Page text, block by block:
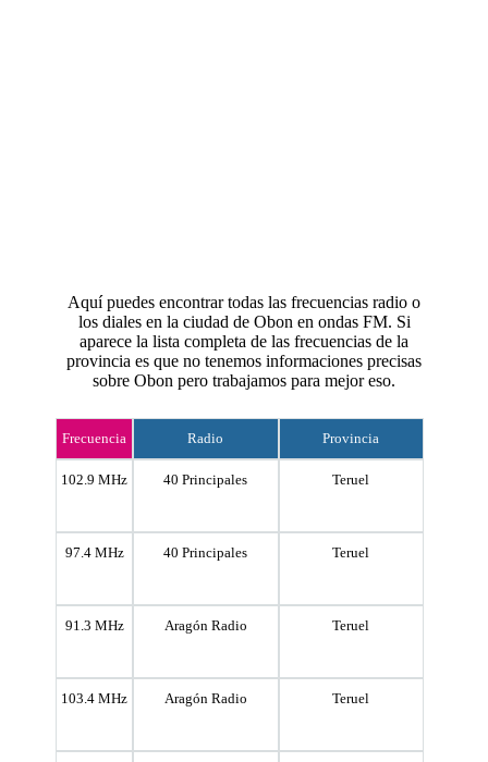
Aquí puedes encontrar todas las frecuencias radio o
los diales en la ciudad de Obon en ondas FM. Si
aparece la lista completa de las frecuencias de la
provincia es que no tenemos informaciones precisas
sobre Obon pero trabajamos para mejor eso.
Frecuencia Radio Provincia
102.9 MHz 40 Principales Teruel
97.4 MHz 40 Principales Teruel
91.3 MHz Aragón Radio Teruel
103.4 MHz Aragón Radio Teruel